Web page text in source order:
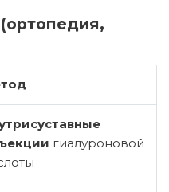
гиалуроновой